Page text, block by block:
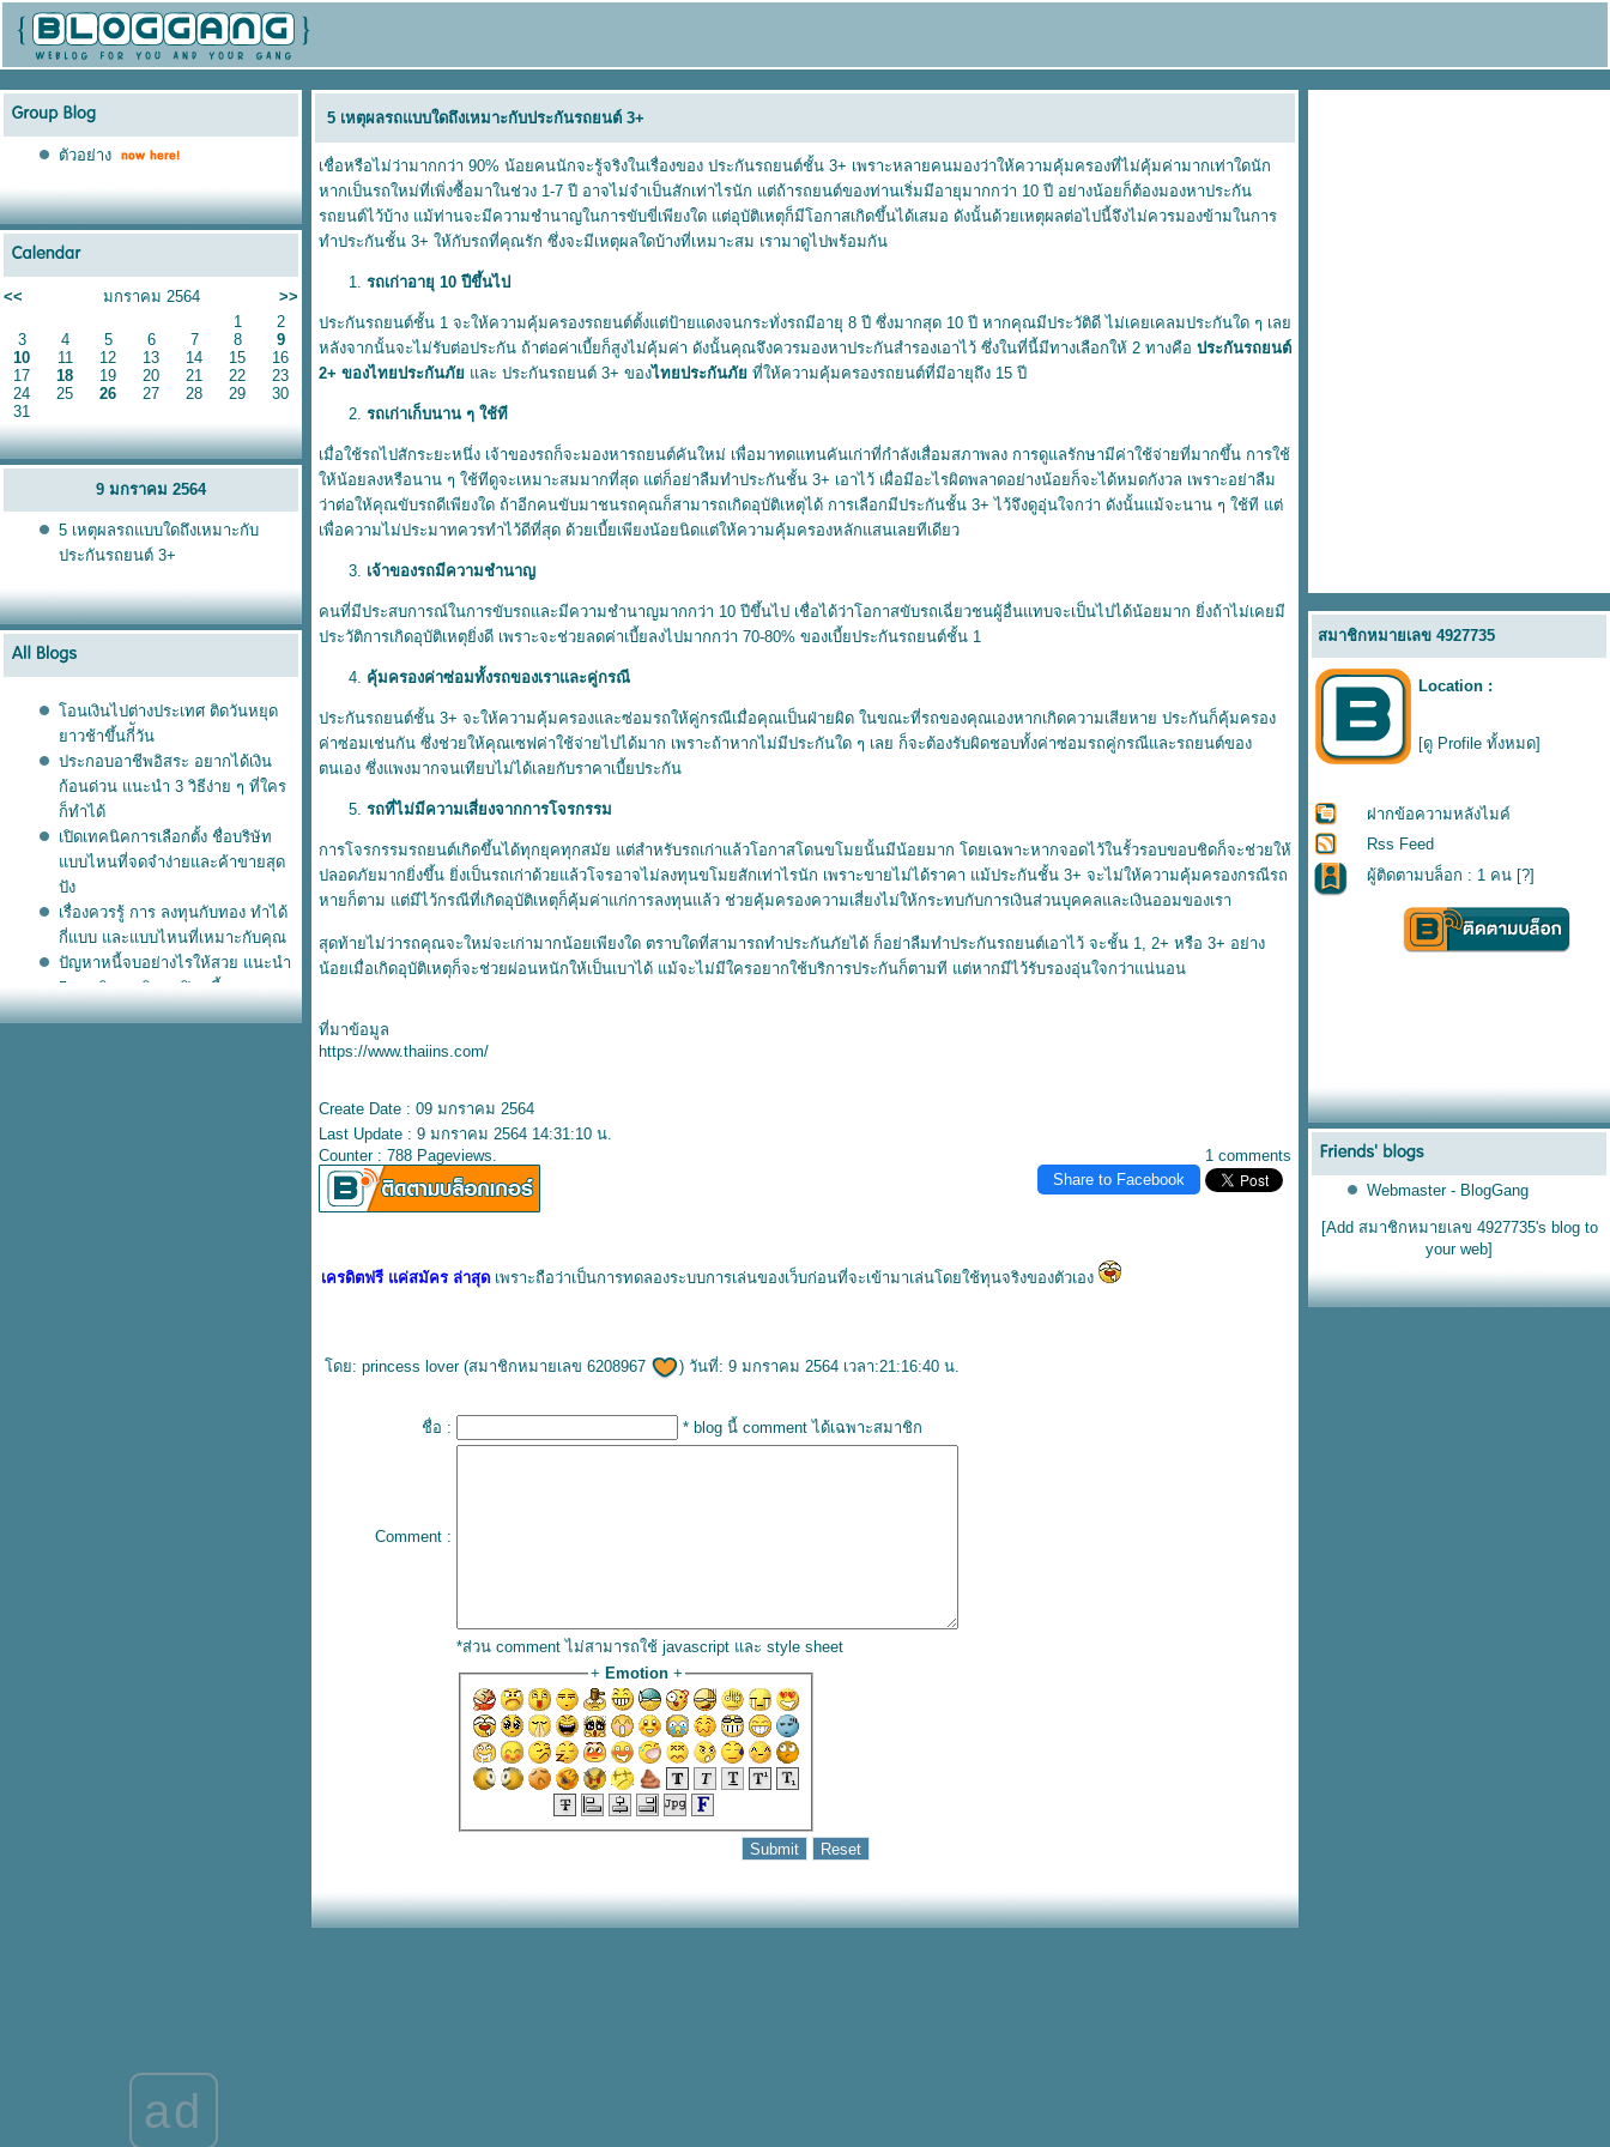
ตัวอย่าง
<< มกราคม 2564
>>
1
2
3
4 5 6 7 8
9
10
11 12 13 14 15
16
17
18 19 20 21 22
23
24
25 26 27 28 29
30
31
9 มกราคม 2564
5 เหตุผลรถแบบใดถึงเหมาะกับ
ประกันรถยนต์ 3+
อนเงินไปต่างประเทศ ติดวันหยุด
าวช้าขึ้นกี่ัวัน
ประกอบอาชีพอิสระ อยากได้เงิน
ก้อนด่วน แนะนำ 3 วิธีง่าย ๆ ที่ใคร
ก็ทำได้
เปิดเทคนิคการเลือกตั้ง ชื่อบริษัท
บบไหนที่จดจำง่ายและค้าขายสุด
ปัง
เรื่องควรรู้ การ ลงทุนกับทอง ทำได้
กี่แบบ และแบบไหนที่เหมาะกับคุณ
ปัญหาหนี้จบอย่างไรให้สวย แนะนำ
5 เทคนิคหาเงินมาปิดหนี้
อปพลิเคชั่นธนาคาร เคล็ดลับโอน
ไหน ทำไมจึงควรทำไว้ให้คนใน
จก 3 เคล็ดลับปรับ ฮวงจุ้ยร้านค้า
5 เหตุผลรถแบบใดถึงเหมาะกับประกันรถยนต์ 3+
เชื่อหรือไม่ว่ามากกว่า 90% น้อยคนนักจะรู้จริงในเรื่องของ ประกันรถยนต์ชั้น 3+ เพราะหลายคนมองว่าให้ความคุ้มครองที่ไม่คุ้มค่ามากเท่าใดนัก
หากเป็นรถใหม่ที่เพิ่งซื้อมาในช่วง 1-7 ปี อาจไม่จำเป็นสักเท่าไรนัก แต่ถ้ารถยนต์ของท่านเริ่มมีอายุมากกว่า 10 ปี อย่างน้อยก็ต้องมองหาประกัน
รถยนต์ไว้บ้าง แม้ท่านจะมีความชำนาญในการขับขี่เพียงใด แต่อุบัติเหตุก็มีโอกาสเกิดขึ้นได้เสมอ ดังนั้นด้วยเหตุผลต่อไปนี้จึงไม่ควรมองข้ามในการ
ทำประกันชั้น 3+ ให้กับรถที่คุณรัก ซึ่งจะมีเหตุผลใดบ้างที่เหมาะสม เรามาดูไปพร้อมกัน
รถเก่าอายุ 10 ปีขึ้นไป
ประกันรถยนต์ชั้น 1 จะให้ความคุ้มครองรถยนต์ตั้งแต่ป้ายแดงจนกระทั่งรถมีอายุ 8 ปี ซึ่งมากสุด 10 ปี หากคุณมีประวัติดี ไม่เคยเคลมประกันใด ๆ เล
หลังจากนั้นจะไม่รับต่อประกัน ถ้าต่อค่าเบี้ยก็สูงไม่คุ้มค่า ดังนั้นคุณจึงควรมองหาประกันสำรองเอาไว้ ซึ่งในที่นี้มีทางเลือกให้ 2 ทางคือ ประกันรถยนต์
2+ ของไทยประกันภั ละ ประกันรถยนต์ 3+ ของไทยประกันภั ที่ให้ความคุ้มครองรถยนต์ที่มีอายุถึง 15 ปี
รถเก่าเก็บนาน ๆ ใช้ที
เมื่อใช้รถไปสักระยะหนึ่ง เจ้าของรถก็จะมองหารถยนต์คันใหม่ เพื่อมาทดแทนคันเก่าที่กำลังเสื่อมสภาพลง การดูแลรักษามีค่าใช้จ่ายที่มากขึ้น การใช้
ห้น้อยลงหรือนาน ๆ ใช้ทีดูจะเหมาะสมมากที่สุด แต่ก็อย่าลืมทำประกันชั้น 3+ เอาไว้ เผื่อมีอะไรผิดพลาดอย่างน้อยก็จะได้หมดกังวล เพราะอย่าลืม
ว่าต่อให้คุณขับรถดีเพียงใด ถ้าอีกคนขับมาชนรถคุณก็สามารถเกิดอุบัติเหตุได้ การเลือกมีประกันชั้น 3+ ไว้จึงดูอุ่นใจกว่า ดังนั้นแม้จะนาน ๆ ใช้ที แต่
เพื่อความไม่ประมาทควรทำไว้ดีที่สุด ด้วยเบี้ยเพียงน้อยนิดแต่ให้ความคุ้มครองหลักแสนเลยทีเดียว
เจ้าของรถมีความชำนาญ
คนที่มีประสบการณ์ในการขับรถและมีความชำนาญมากกว่า 10 ปีขึ้นไป เชื่อได้ว่าโอกาสขับรถเฉี่ยวชนผู้อื่นแทบจะเป็นไปได้น้อยมาก ยิ่งถ้าไม่เคยมี
ประวัติการเกิดอุบัติเหตุยิ่งดี เพราะจะช่วยลดค่าเบี้ยลงไปมากกว่า 70-80% ของเบี้ยประกันรถยนต์ชั้น 1
คุ้มครองค่าซ่อมทั้งรถของเราและคู่กรณี
ประกันรถยนต์ชั้น 3+ จะให้ความคุ้มครองและซ่อมรถให้คู่กรณีเมื่อคุณเป็นฝ่ายผิด ในขณะที่รถของคุณเองหากเกิดความเสียหาย ประกันก็คุ้มครอง
ค่าซ่อมเช่นกัน ซึ่งช่วยให้คุณเซฟค่าใช้จ่ายไปได้มาก เพราะถ้าหากไม่มีประกันใด ๆ เลย ก็จะต้องรับผิดชอบทั้งค่าซ่อมรถคู่กรณีและรถยนต์ของ
ตนเอง ซึ่งแพงมากจนเทียบไม่ได้เลยกับราคาเบี้ยประกัน
รถที่ไม่มีความเสี่ยงจากการโจรกรรม
การโจรกรรมรถยนต์เกิดขึ้นได้ทุกยุคทุกสมัย แต่สำหรับรถเก่าแล้วโอกาสโดนขโมยนั้นมีน้อยมาก โดยเฉพาะหากจอดไว้ในรั้วรอบขอบชิดก็จะช่วยให้
ปลอดภัยมากยิ่งขึ้น ยิ่งเป็นรถเก่าด้วยแล้วโจรอาจไม่ลงทุนขโมยสักเท่าไรนัก เพราะขายไม่ได้ราคา แม้ประกันชั้น 3+ จะไม่ให้ความคุ้มครองกรณีรถ
หายก็ตาม แต่มีไว้กรณีที่เกิดอุบัติเหตุก็คุ้มค่าแก่การลงทุนแล้ว ช่วยคุ้มครองความเสี่ยงไม่ให้กระทบกับการเงินส่วนบุคคลและเงินออมของเรา
สุดท้ายไม่ว่ารถคุณจะใหม่จะเก่ามากน้อยเพียงใด ตราบใดที่สามารถทำประกันภัยได้ ก็อย่าลืมทำประกันรถยนต์เอาไว้ จะชั้น 1, 2+ หรือ 3+ อย่าง
น้อยเมื่อเกิดอุบัติเหตุก็จะช่วยผ่อนหนักให้เป็นเบาได้ แม้จะไม่มีใครอยากใช้บริการประกันก็ตามที แต่หากมีไว้รับรองอุ่นใจกว่าแน่นอน
ที่มาข้อมูล
https://www.thaiins.com/
Create Date : 09 มกราคม 2564
Last Update : 9 มกราคม 2564 14:31:10 น.
1 comments
Counter : 788 Pageviews.
Share to Facebook
เครดิตฟรี แค่สมัคร ล่าสุด เพราะถือว่าเป็นการทดลองระบบการเล่นของเว็บก่อนที่จะเข้ามาเล่นโดยใช้ทุนจริงของตัวเอง
ดย: princess lover (สมาชิกหมายเลข 6208967 ) วันที่: 9 มกราคม 2564 เวลา:21:16:40 น.
ชื่อ : * blog นี้ comment ได้เฉพาะสมาชิก
Comment :
*ส่วน comment ไม่สามารถใช้ javascript และ style sheet
+ Emotion+
สมาชิกหมายเลข 4927735
Location :
[ดู Profile ทั้งหมด]
ฝากข้อความหลังไมค์
Rss Feed
ผู้ติดตามบล็อก : 1 คน [?]
Webmaster - BlogGang
[Add สมาชิกหมายเลข 4927735's blog to
your web]
ad